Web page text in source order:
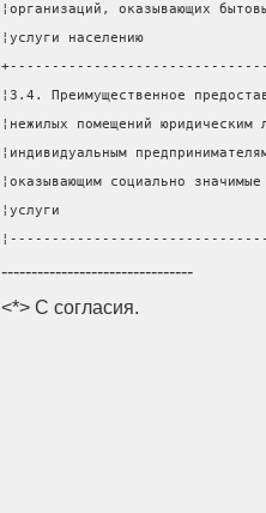
¦организаций, оказывающих
¦услуги населению
¦3.4. Преимущественное
¦нежилых помещений
¦индивидуальным
¦оказывающим социально
¦услуги
--------------------------------
<*> С согласия.